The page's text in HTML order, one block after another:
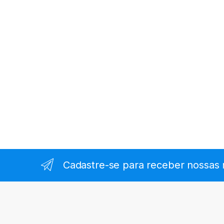
Cadastre-se para receber nossas